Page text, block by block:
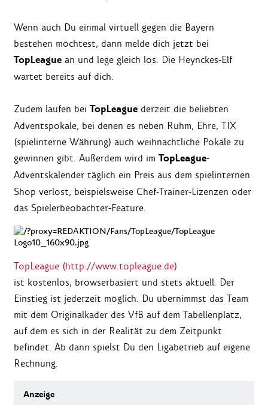
Wenn auch Du einmal virtuell gegen die Bayern
bestehen möchtest, dann melde dich jetzt bei
TopLeague an und lege gleich los. Die Heynckes-Elf
wartet bereits auf dich.
Zudem laufen bei TopLeague derzeit die beliebten
Adventspokale, bei denen es neben Ruhm, Ehre, TIX
(spielinterne Währung) auch weihnachtliche Pokale zu
gewinnen gibt. Außerdem wird im TopLeague-
Adventskalender täglich ein Preis aus dem spielinternen
Shop verlost, beispielsweise Chef-Trainer-Lizenzen oder
das Spielerbeobachter-Feature.
TopLeague (http://www.topleague.de)
ist kostenlos, browserbasiert und stets aktuell. Der
Einstieg ist jederzeit möglich. Du übernimmst das Team
mit dem Originalkader des VfB auf dem Tabellenplatz,
auf dem es sich in der Realität zu dem Zeitpunkt
befindet. Ab dann spielst Du den Ligabetrieb auf eigene
Rechnung.